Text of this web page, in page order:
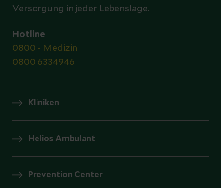
Versorgung in jeder Lebenslage.
Hotline
0800 - Medizin
0800 6334946
Kliniken
Helios Ambulant
Prevention Center